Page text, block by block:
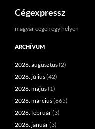
Kilépés
Cégexpressz
magyar cégek egy helyen
ARCHÍVUM
2026. augusztus(2)
2026. július(42)
2026. május(1)
2026. március(865)
2026. február(3)
2026. január(3)